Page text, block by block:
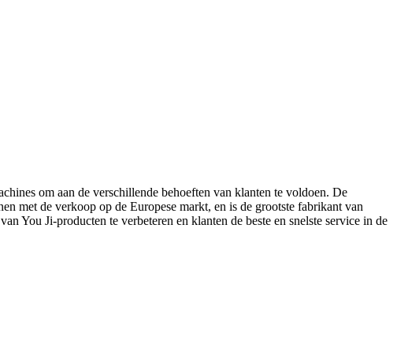
om aan de verschillende behoeften van klanten te voldoen. De
met de verkoop op de Europese markt, en is de grootste fabrikant van
You Ji-producten te verbeteren en klanten de beste en snelste service in de